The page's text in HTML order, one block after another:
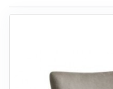
STUE
BØRNEMØBLER